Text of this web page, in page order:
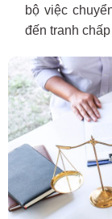
bộ việc
đến tranh